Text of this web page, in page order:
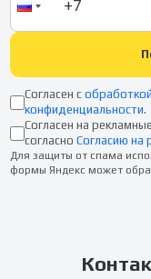
Согласен с
конфиденциальности.
Согласен на
согласно Согласию на
Для защиты от спама
формы Яндекс может